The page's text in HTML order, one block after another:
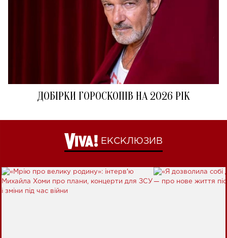
ДОБІРКИ ГОРОСКОПІВ НА 2026 РІК
ЕКСКЛЮЗИВ